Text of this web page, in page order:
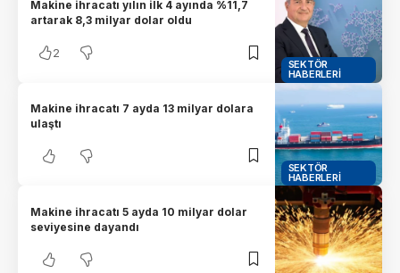
SEKTÖR
HABERLERI
Makine ihracatı yılın ilk 4 ayında %11,7
artarak 8,3 milyar dolar oldu
2
SEKTÖR
HABERLERI
Makine ihracatı 7 ayda 13 milyar dolara
ulaştı
Makine ihracatı 5 ayda 10 milyar dolar
seviyesine dayandı